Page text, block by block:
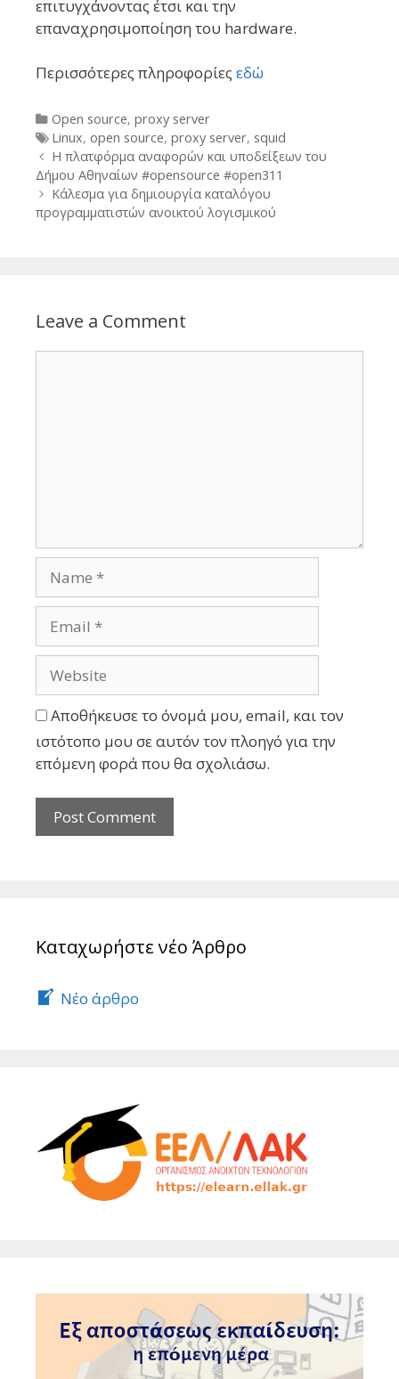
επιτυγχάνοντας έτσι και την
επαναχρησιμοποίηση του hardware.
Περισσότερες πληροφορίες εδώ
Categories
Open source, proxy server
Tags
Linux, open source, proxy server, squid
Post
navigation
Η πλατφόρμα αναφορών και υποδείξεων του
Δήμου Αθηναίων #opensource #open311
Κάλεσμα για δημιουργία καταλόγου
προγραμματιστών ανοικτού λογισμικού
Leave a Comment
Αποθήκευσε το όνομά μου, email, και τον
ιστότοπο μου σε αυτόν τον πλοηγό για την
επόμενη φορά που θα σχολιάσω.
Καταχωρήστε νέο Άρθρο
Νέο άρθρο